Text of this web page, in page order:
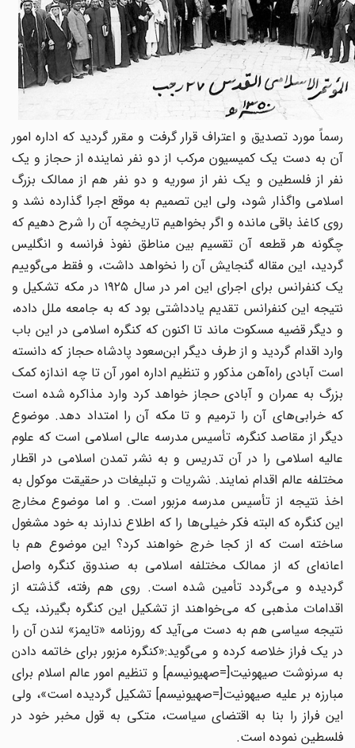
رسماً مورد تصدیق و اعتراف قرار گرفت و مقرر گردید که اداره امور
آن به دست یک کمیسیون مرکب از دو نفر نماینده از حجاز و یک
نفر از فلسطین و یک نفر از سوریه و دو نفر هم از ممالک بزرگ
اسلامی واگذار شود، ولی این تصمیم به موقع اجرا گذارده نشد و
روی کاغذ باقی مانده و اگر بخواهیم تاریخچه آن را شرح دهیم که
چگونه هر قطعه آن تقسیم بین مناطق نفوذ فرانسه و انگلیس
گردید، این مقاله گنجایش آن را نخواهد داشت، و فقط می‌گوییم
یک کنفرانس برای اجرای این امر در سال ۱۹۲۵ در مکه تشکیل و
نتیجه این کنفرانس تقدیم یادداشتی بود که به جامعه ملل داده،
و دیگر قضیه مسکوت ماند تا اکنون که کنگره اسلامی در این باب
وارد اقدام گردید و از طرف دیگر ابن‌سعود پادشاه حجاز که دانسته
است آبادی راه‌آهن مذکور و تنظیم اداره امور آن تا چه اندازه کمک
بزرگ به عمران و آبادی حجاز خواهد کرد وارد مذاکره شده است
که خرابی‌های آن را ترمیم و تا مکه آن را امتداد دهد. موضوع
دیگر از مقاصد کنگره، تأسیس مدرسه عالی اسلامی است که علوم
عالیه اسلامی را در آن تدریس و به نشر تمدن اسلامی در اقطار
مختلفه عالم اقدام نمایند. نشریات و تبلیغات در حقیقت موکول به
اخذ نتیجه از تأسیس مدرسه مزبور است. و اما موضوع مخارج
این کنگره که البته فکر خیلی‌ها را که اطلاع ندارند به خود مشغول
ساخته است که از کجا خرج خواهند کرد؟ این موضوع هم با
اعانه‌ای که از ممالک مختلفه اسلامی به صندوق کنگره واصل
گردیده و می‌گردد تأمین شده است. روی هم رفته، گذشته از
اقدامات مذهبی که می‌خواهند از تشکیل این کنگره بگیرند، یک
نتیجه سیاسی هم به دست می‌آید که روزنامه «تایمز» لندن آن را
در یک فراز خلاصه کرده و می‌گوید:«کنگره مزبور برای خاتمه دادن
به سرنوشت صیهونیت[=صهیونیسم] و تنظیم امور عالم اسلام برای
مبارزه بر علیه صیهونیت[=صهیونیسم] تشکیل گردیده است»، ولی
این فراز را بنا به اقتضای سیاست، متکی به قول مخبر خود در
فلسطین نموده است.